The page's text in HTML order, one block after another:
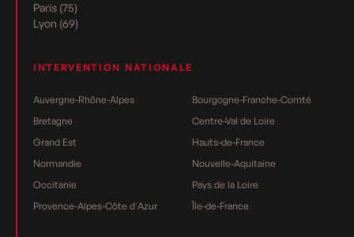
Paris (75)
Lyon (69)
INTERVENTION NATIONALE
Auvergne-Rhône-Alpes
Bourgogne-Franche-Comté
Bretagne
Centre-Val de Loire
Grand Est
Hauts-de-France
Normandie
Nouvelle-Aquitaine
Occitanie
Pays de la Loire
Provence-Alpes-Côte d'Azur
Île-de-France